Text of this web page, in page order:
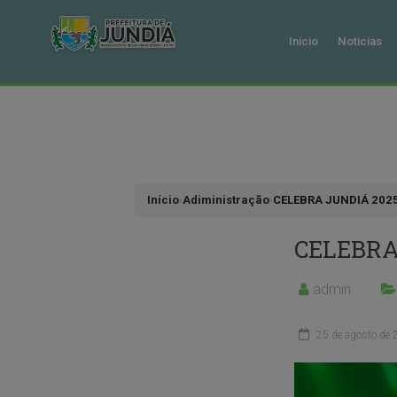
Inicio Noticias
Início›Adiministração›CELEBRA JUNDIÁ
admin
25 de agosto de